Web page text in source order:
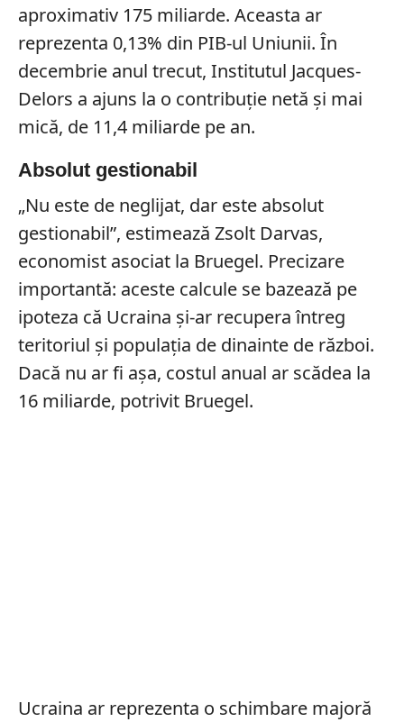
aproximativ 175 miliarde. Aceasta ar
reprezenta 0,13% din PIB-ul Uniunii. În
decembrie anul trecut, Institutul Jacques-
Delors a ajuns la o contribuție netă și mai
mică, de 11,4 miliarde pe an.
Absolut gestionabil
„Nu este de neglijat, dar este absolut
gestionabil”, estimează Zsolt Darvas,
economist asociat la Bruegel. Precizare
importantă: aceste calcule se bazează pe
ipoteza că Ucraina și-ar recupera întreg
teritoriul și populația de dinainte de război.
Dacă nu ar fi așa, costul anual ar scădea la
16 miliarde, potrivit Bruegel.
Ucraina ar reprezenta o schimbare majoră